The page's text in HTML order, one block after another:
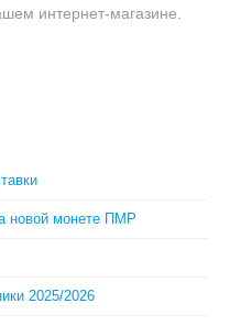
интернет-магазине.
новой монете ПМР
2025/2026